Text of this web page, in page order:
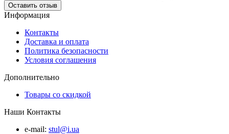
Оставить отзыв
Информация
Контакты
Доставка и оплата
Политика безопасности
Условия соглашения
Дополнительно
Товары со скидкой
Наши Контакты
e-mail: stul@i.ua